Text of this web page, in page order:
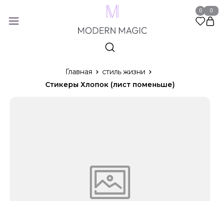
0 0
Главная
стиль жизни
Стикеры Хлопок (лист поменьше)